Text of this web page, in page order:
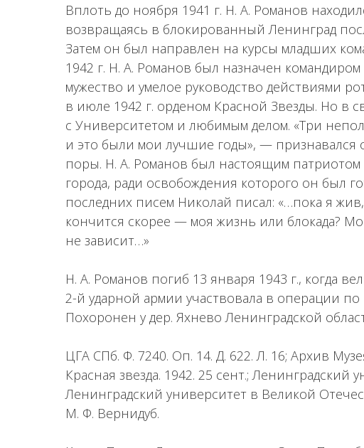
Вплоть до ноября 1941 г. Н. А. Романов
возвращаясь в блокированный Ленинград
Затем он был направлен на курсы младших
1942 г. Н. А. Романов был назначен
мужество и умелое руководство действиями
в июле 1942 г. орденом Красной Звезды. Но в
с Университетом и любимым делом. «Три
и это были мои лучшие годы», —
поры. Н. А. Романов был настоящим
города, ради освобождения которого он был
последних писем Николай писал: «…пока я
кончится скорее — моя жизнь или блокада?
не зависит…»
Н. А. Романов погиб 13 января 1943 г., когда
2-й ударной армии участвовала в операции
Похоронен у дер. Яхнево Ленинградской
ЦГА СПб. Ф. 7240. Оп. 14. Д. 622. Л. 16; Архив
Красная звезда. 1942. 25 сент.; Ленинградский
Ленинградский университет в Великой
М. Ф. Вернидуб.